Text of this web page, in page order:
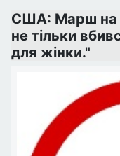
США: Марш на
не тільки
для жінки."